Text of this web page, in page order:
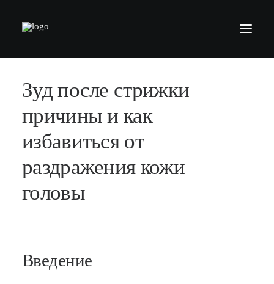
БАРБЕРШОПЫ
СЕРТИФИКАТЫ
КОНТАКТЫ
ВАКАНСИИ
ФРАНШИЗА
Зуд после стрижки
причины и как
избавиться от
раздражения кожи
головы
Введение